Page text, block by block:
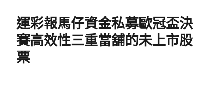
運彩報馬仔資金私募歐冠盃決
賽高效性三重當舖的未上市股
票